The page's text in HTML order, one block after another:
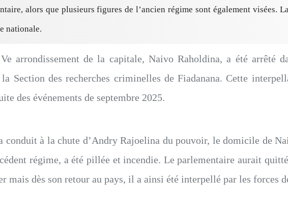
alors que plusieurs figures de l’ancien régime sont également visées.
nationale.
arrondissement de la capitale, Naivo Raholdina, a été arrêté
Section des recherches criminelles de Fiadanana. Cette
des événements de septembre 2025.
conduit à la chute d’Andry Rajoelina du pouvoir, le domicile de
régime, a été pillée et incendie. Le parlementaire aurait
mais dès son retour au pays, il a ainsi été interpellé par les forces